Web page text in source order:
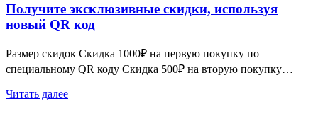
Получите эксклюзивные скидки, используя
новый QR код
Размер скидок Скидка 1000₽ на первую покупку по
специальному QR коду Скидка 500₽ на вторую покупку…
Читать далее